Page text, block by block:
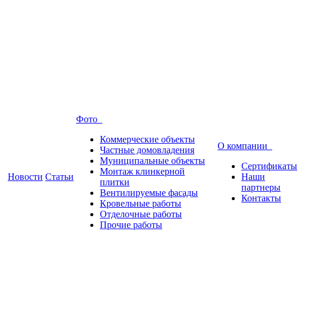
Новости Статьи
Фото
Коммерческие объекты
Частные домовладения
Муниципальные объекты
Монтаж клинкерной
плитки
Вентилируемые фасады
Кровельные работы
Отделочные работы
Прочие работы
О компании
Сертификаты
Наши
партнеры
Контакты